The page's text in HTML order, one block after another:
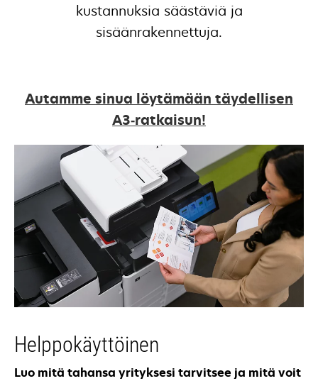
kustannuksia säästäviä ja
sisäänrakennettuja.
Autamme sinua löytämään täydellisen
A3‑ratkaisun!
Helppokäyttöinen
Luo mitä tahansa yrityksesi tarvitsee ja mitä voit